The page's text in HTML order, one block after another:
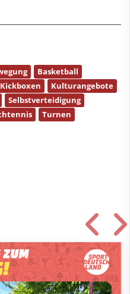
Basketball
Kickboxen
Kulturangebote
Selbstverteidigung
Turnen